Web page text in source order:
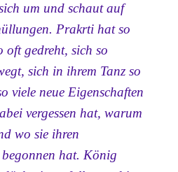
um und schaut auf
Prakrti hat so
oft gedreht, sich so
sich in ihrem Tanz so
viele neue Eigenschaften
vergessen hat, warum
wo sie ihren
hat. König